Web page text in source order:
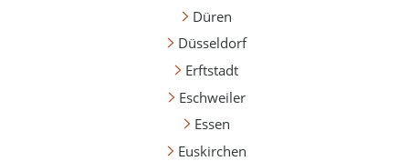
Düren
Düsseldorf
Erftstadt
Eschweiler
Essen
Euskirchen